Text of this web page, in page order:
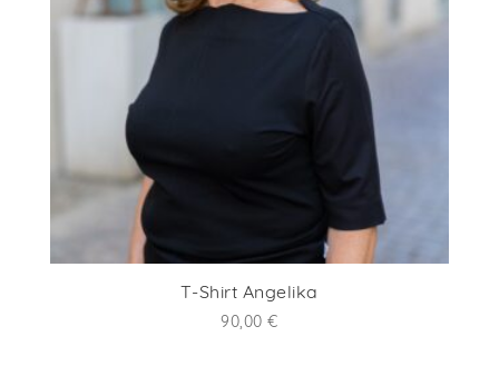
T-Shirt Angelika
90,00€